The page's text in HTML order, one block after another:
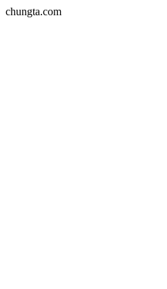
chungta.com